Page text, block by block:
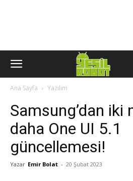
Ana Sayfa Yazılım
Samsung’dan iki
daha One UI 5.1
güncellemesi!
Yazar Emir Bolat - 20 Şubat 2023